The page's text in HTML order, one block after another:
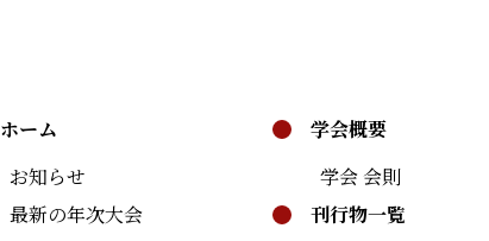
ホーム
お知らせ
最新の年次大会
学会概要
学会 会則
刊行物一覧